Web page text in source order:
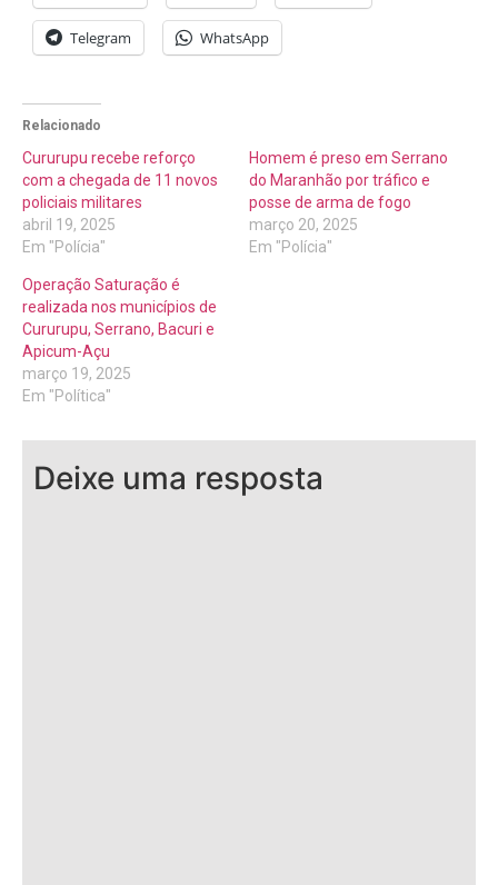
Telegram WhatsApp
Relacionado
Cururupu recebe reforço
com a chegada de 11 novos
policiais militares
abril 19, 2025
Em "Polícia"
Homem é preso em Serrano
do Maranhão por tráfico e
posse de arma de fogo
março 20, 2025
Em "Polícia"
Operação Saturação é
realizada nos municípios de
Cururupu, Serrano, Bacuri e
Apicum-Açu
março 19, 2025
Em "Política"
Deixe uma resposta